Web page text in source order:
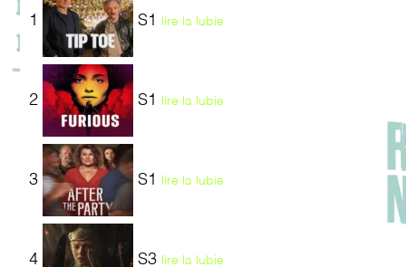
1 S1 lire la lubie
2 S1 lire la lubie
3 S1 lire la lubie
4 S3 lire la lubie